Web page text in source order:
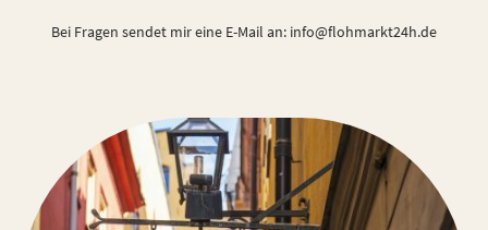
Bei Fragen sendet mir eine E-Mail an: info@flohmarkt24h.de